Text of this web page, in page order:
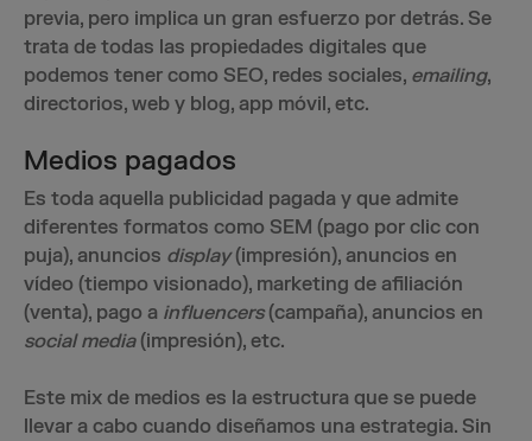
previa, pero implica un gran esfuerzo por detrás. Se
trata de todas las propiedades digitales que
podemos tener como SEO, redes sociales, emailing,
directorios, web y blog, app móvil, etc.
Medios pagados
Es toda aquella publicidad pagada y que admite
diferentes formatos como SEM (pago por clic con
puja), anuncios display(impresión), anuncios en
vídeo (tiempo visionado), marketing de afiliación
(venta), pago a influencers(campaña), anuncios en
social media(impresión), etc.
Este mix de medios es la estructura que se puede
llevar a cabo cuando diseñamos una estrategia. Sin